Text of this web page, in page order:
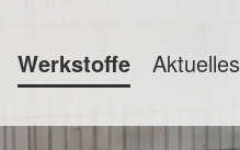
Werkstoffe Aktuelles